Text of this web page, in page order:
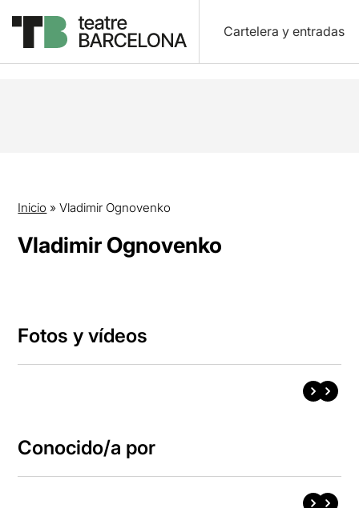
Cartelera y entradas
Inicio »Vladimir Ognovenko
Vladimir Ognovenko
Fotos y vídeos
Conocido/a por